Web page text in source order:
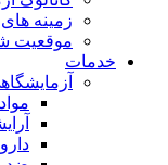
زمینه
موقعیت
خدمات